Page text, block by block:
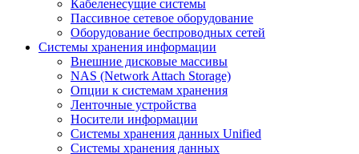
Кабеленесущие системы
Пассивное сетевое оборудование
Оборудование беспроводных сетей
Системы хранения информации
Внешние дисковые массивы
NAS (Network Attach Storage)
Опции к системам хранения
Ленточные устройства
Носители информации
Системы хранения данных Unified
Системы хранения данных